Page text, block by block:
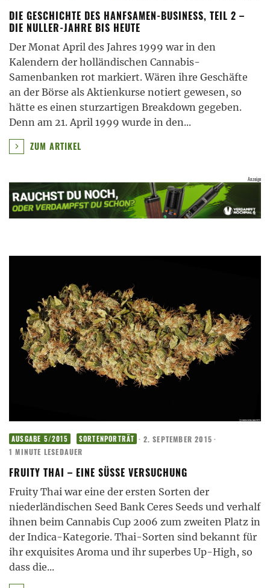
DIE GESCHICHTE DES HANFSAMEN-BUSINESS, TEIL 2 –
DIE NULLER-JAHRE BIS HEUTE
Der Monat April des Jahres 1999 war in den
Kalendern der holländischen Cannabis-
Samenbanken rot markiert. Wären ihre Geschäfte
an der Börse als Aktienkurse notiert gewesen, so
hätte es einen sturzartigen Breakdown gegeben.
Denn am 21. April 1999 wurde in den...
ZUM ARTIKEL
AUSGABE 5/2015 SORTENPORTRÄT · 2. SEPTEMBER 2015 ·
1 MINUTE LESEDAUER
FRUITY THAI – EINE SÜSSE VERSUCHUNG
Fruity Thai war eine der ersten Sorten der
niederländischen Seed Bank Ceres Seeds und verhalf
ihnen beim Cannabis Cup 2006 zum zweiten Platz in
der Indica-Kategorie. Thai-Sorten sind bekannt für
ihr exquisites Aroma und ihr superbes Up-High, so
dass die...